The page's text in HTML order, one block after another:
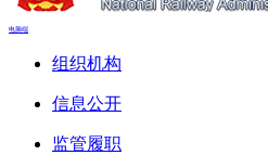
电脑端
组织机构
信息公开
监管履职